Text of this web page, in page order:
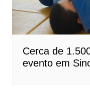
Cerca de
evento em